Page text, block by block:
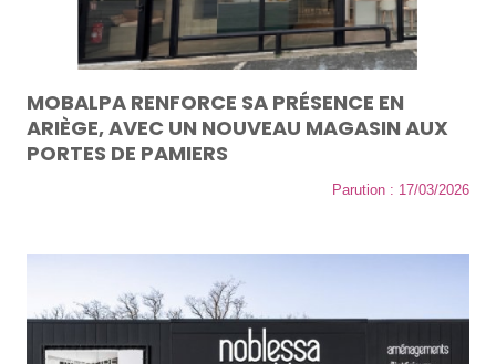
MOBALPA RENFORCE SA PRÉSENCE EN
ARIÈGE, AVEC UN NOUVEAU MAGASIN AUX
PORTES DE PAMIERS
Parution : 17/03/2026